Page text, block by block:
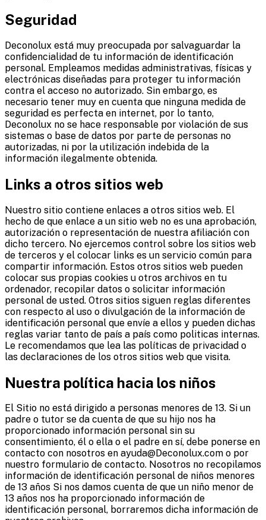
Seguridad
Deconolux está muy preocupada por salvaguardar la
confidencialidad de tu información de identificación
personal. Empleamos medidas administrativas, físicas y
electrónicas diseñadas para proteger tu información
contra el acceso no autorizado. Sin embargo, es
necesario tener muy en cuenta que ninguna medida de
seguridad es perfecta en internet, por lo tanto,
Deconolux no se hace responsable por violación de sus
sistemas o base de datos por parte de personas no
autorizadas, ni por la utilización indebida de la
información ilegalmente obtenida.
Links a otros sitios web
Nuestro sitio contiene enlaces a otros sitios web. El
hecho de que enlace a un sitio web no es una aprobación,
autorización o representación de nuestra afiliación con
dicho tercero. No ejercemos control sobre los sitios web
de terceros y el colocar links es un servicio común para
compartir información. Estos otros sitios web pueden
colocar sus propias cookies u otros archivos en tu
ordenador, recopilar datos o solicitar información
personal de usted. Otros sitios siguen reglas diferentes
con respecto al uso o divulgación de la información de
identificación personal que envíe a ellos y pueden dichas
reglas variar tanto de país a país como politicas internas.
Le recomendamos que lea las políticas de privacidad o
las declaraciones de los otros sitios web que visita.
Nuestra política hacia los niños
El Sitio no está dirigido a personas menores de 13. Si un
padre o tutor se da cuenta de que su hijo nos ha
proporcionado información personal sin su
consentimiento, él o ella o el padre en sí, debe ponerse en
contacto con nosotros en ayuda@Deconolux.com o por
nuestro formulario de contacto. Nosotros no recopilamos
información de identificación personal de niños menores
de 13 años Si nos damos cuenta de que un niño menor de
13 años nos ha proporcionado información de
identificación personal, borraremos dicha información de